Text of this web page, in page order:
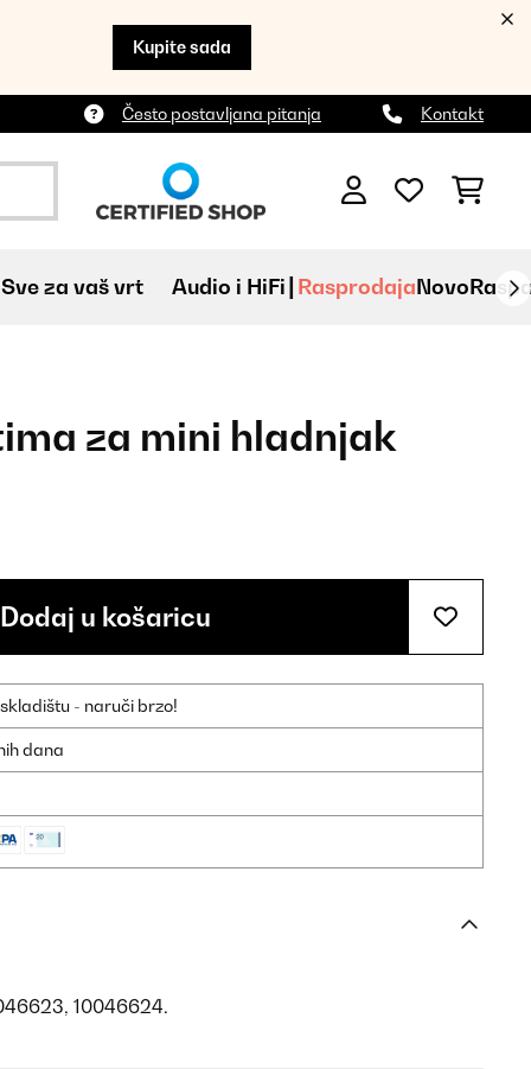
Kupite sada
Često postavljana pitanja Kontakt
Sve za vaš vrt Audio i HiFi RasprodajaNovo
za mini hladnjak
Dodaj u košaricu
- naruči brzo!
dana
10046624.